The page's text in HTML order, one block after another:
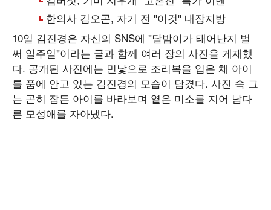
10일 김진경은 자신의 SNS에 "달밤이가 태어난지 벌
써 일주일"이라는 글과 함께 여러 장의 사진을 게재했
다. 공개된 사진에는 민낯으로 조리복을 입은 채 아이
를 품에 안고 있는 김진경의 모습이 담겼다. 사진 속 그
는 곤히 잠든 아이를 바라보며 옅은 미소를 지어 남다
른 모성애를 자아냈다.